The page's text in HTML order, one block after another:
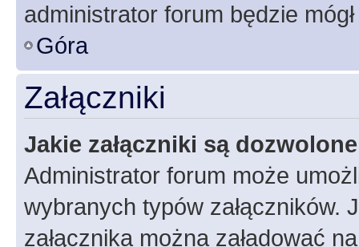
administrator forum będzie
Góra
Załączniki
Jakie załączniki są
Administrator forum może
wybranych typów załączników.
załącznika można załadować